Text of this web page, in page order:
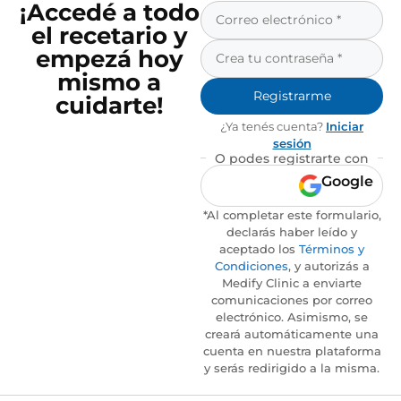
¡Accedé a todo
el recetario y
empezá hoy
mismo a
cuidarte!
Registrarme
¿Ya tenés cuenta? Iniciar
sesión
O podes registrarte con
Google
*Al completar este formulario,
declarás haber leído y
aceptado los Términos y
Condiciones, y autorizás a
Medify Clinic a enviarte
comunicaciones por correo
electrónico. Asimismo, se
creará automáticamente una
cuenta en nuestra plataforma
y serás redirigido a la misma.